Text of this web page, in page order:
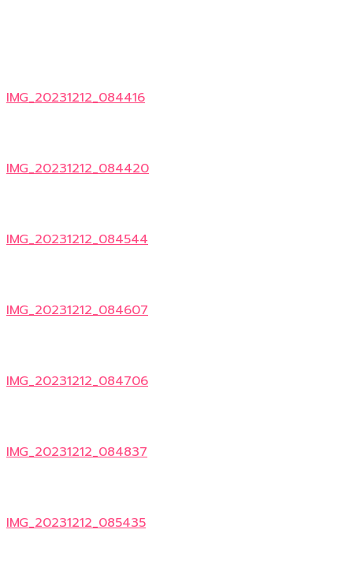
IMG_20231212_084416
IMG_20231212_084420
IMG_20231212_084544
IMG_20231212_084607
IMG_20231212_084706
IMG_20231212_084837
IMG_20231212_085435